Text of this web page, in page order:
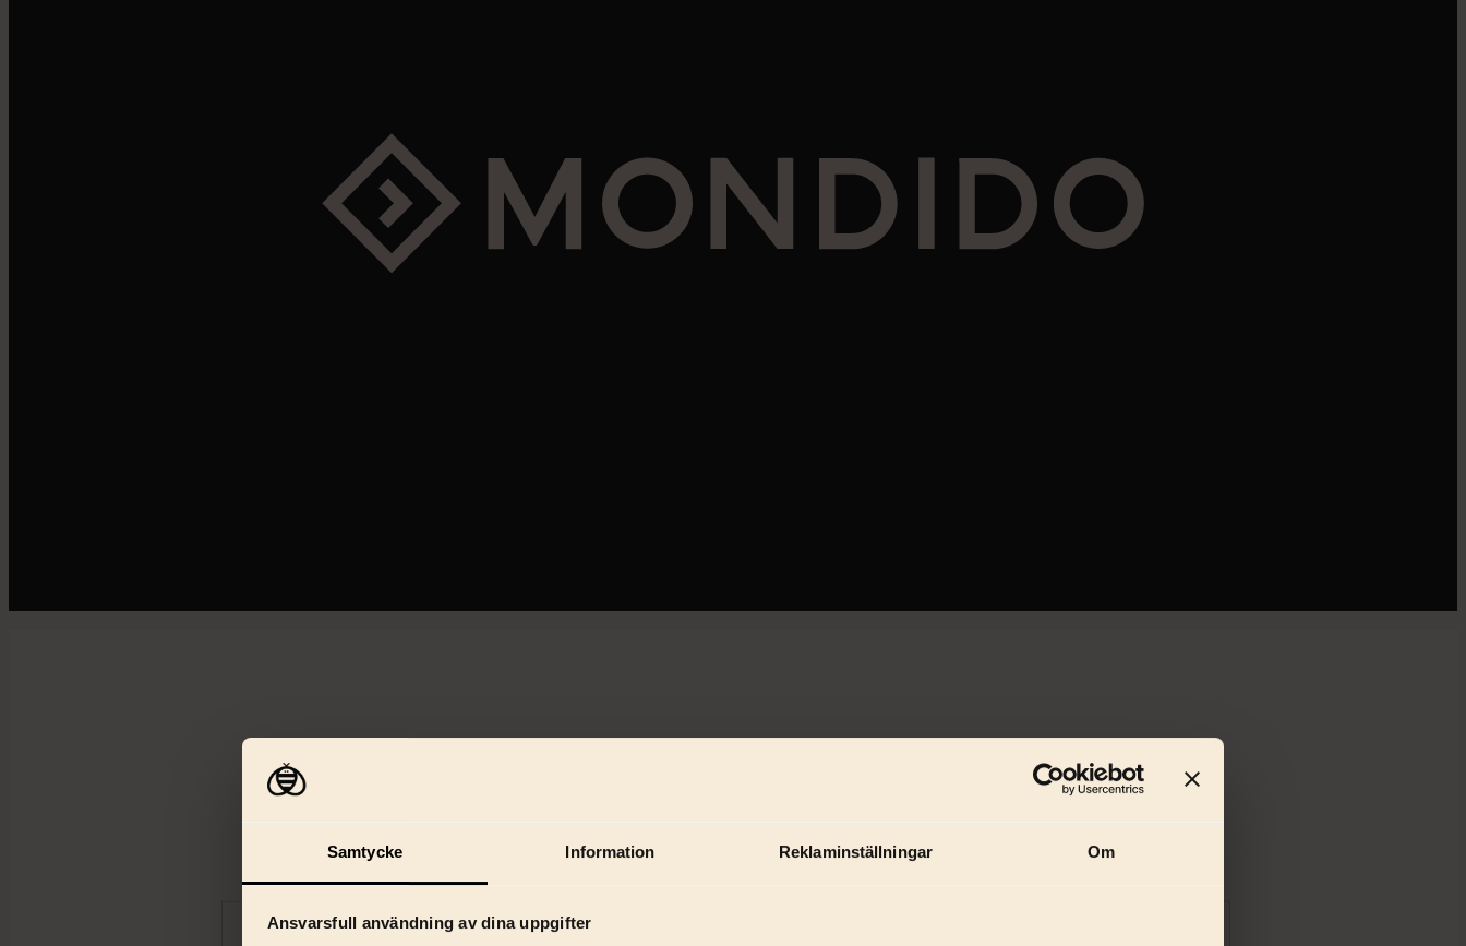
Samtycke Information Reklaminställningar Om
Ansvarsfull användning av dina uppgifter